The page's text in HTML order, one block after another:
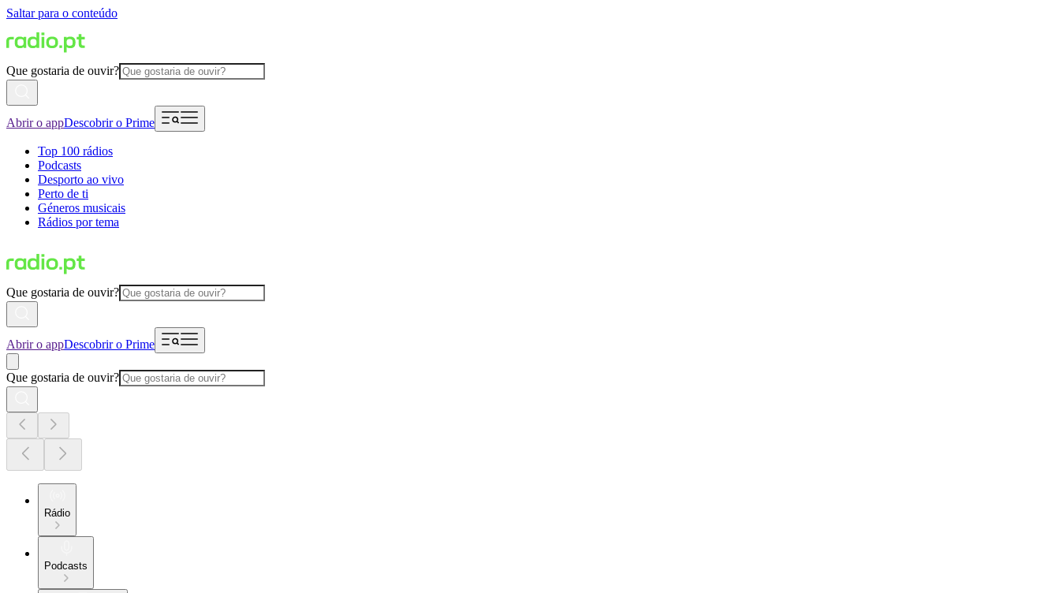
Saltar para o conteúdo
Que gostaria de ouvir?
Abrir o appDescobrir o Prime
Top 100 rádios
Podcasts
Desporto ao vivo
Perto de ti
Géneros musicais
Rádios por tema
Que gostaria de ouvir?
Abrir o appDescobrir o Prime
Que gostaria de ouvir?
Rádio
Podcasts